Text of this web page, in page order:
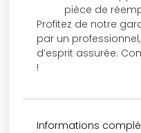
pièce de
Profitez de notre
par un
d’esprit assurée.
!
Informations